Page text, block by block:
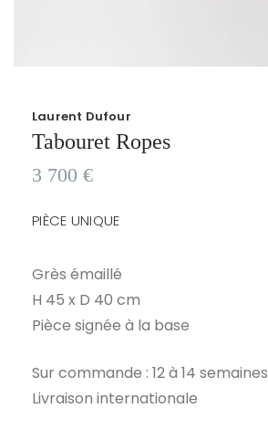
Laurent Dufour
Tabouret Ropes
3 700 €
PIÈCE UNIQUE
Grès émaillé
H 45 x D 40 cm
Pièce signée à la base
Sur commande : 12 à 14 semaines
Livraison internationale